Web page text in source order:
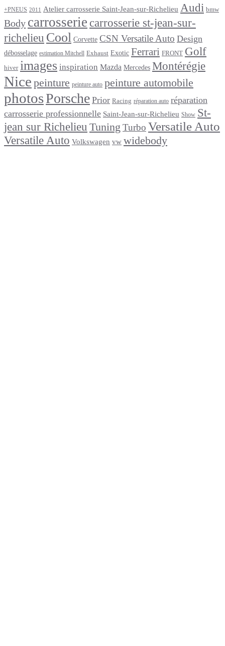
+PNEUS 2011 Atelier carrosserie Saint-Jean-sur-Richelieu Audi bmw
Body carrosserie carrosserie st-jean-sur-
richelieu Cool Corvette CSN Versatile Auto Design
débosselage estimation Mitchell Exhaust Exotic Ferrari FRONT Golf
hiver images inspiration Mazda Mercedes Montérégie
Nice peinture peinture auto peinture automobile
photosPorsche Prior Racing réparation auto réparation
carrosserie professionnelle Saint-Jean-sur-Richelieu Show St-
jean sur Richelieu Tuning Turbo Versatile Auto
Versatile Auto Volkswagen vw widebody